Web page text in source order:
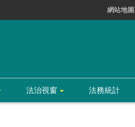
網站地圖
法治視窗 法務統計